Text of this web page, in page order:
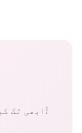
ابھی تک کوئی فین کا تعاون نہیں۔ پہلے بنیں!